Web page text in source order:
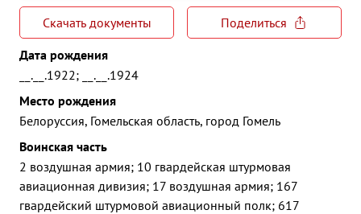
Скачать документы
Поделиться
Дата рождения
__.__.1922; __.__.1924
Место рождения
Белоруссия, Гомельская область, город Гомель
Воинская часть
2 воздушная армия; 10 гвардейская штурмовая
авиационная дивизия; 17 воздушная армия; 167
гвардейский штурмовой авиационный полк; 617